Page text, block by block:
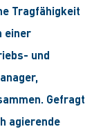
Tragfähigkeit
einer
und
Gefragt
agierende